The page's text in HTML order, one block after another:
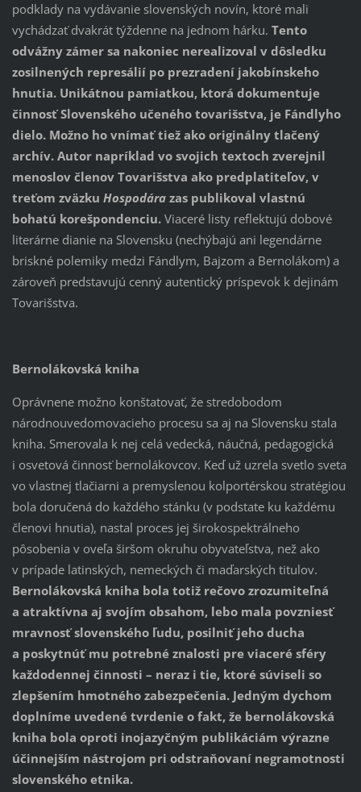
podklady na vydávanie slovenských novín, ktoré mali
vychádzať dvakrát týždenne na jednom hárku. Tento
odvážny zámer sa nakoniec nerealizoval v dôsledku
zosilnených represálií po prezradení jakobínskeho
hnutia. Unikátnou pamiatkou, ktorá dokumentuje
činnosť Slovenského učeného tovarišstva, je Fándlyho
dielo. Možno ho vnímať tiež ako originálny tlačený
archív. Autor napríklad vo svojich textoch zverejnil
menoslov členov Tovarišstva ako predplatiteľov, v
treťom zväzku Hospodárazas publikoval vlastnú
bohatú korešpondenciu. Viaceré listy reflektujú dobové
literárne dianie na Slovensku (nechýbajú ani legendárne
briskné polemiky medzi Fándlym, Bajzom a Bernolákom) a
zároveň predstavujú cenný autentický príspevok k dejinám
Tovarišstva.
Bernolákovská kniha
Oprávnene možno konštatovať, že stredobodom
národnouvedomovacieho procesu sa aj na Slovensku stala
kniha. Smerovala k nej celá vedecká, náučná, pedagogická
i osvetová činnosť bernolákovcov. Keď už uzrela svetlo sveta
vo vlastnej tlačiarni a premyslenou kolportérskou stratégiou
bola doručená do každého stánku (v podstate ku každému
členovi hnutia), nastal proces jej širokospektrálneho
pôsobenia v oveľa širšom okruhu obyvateľstva, než ako
v prípade latinských, nemeckých či maďarských titulov.
Bernolákovská kniha bola totiž rečovo zrozumiteľná
a atraktívna aj svojím obsahom, lebo mala povzniesť
mravnosť slovenského ľudu, posilniť jeho ducha
a poskytnúť mu potrebné znalosti pre viaceré sféry
každodennej činnosti – neraz i tie, ktoré súviseli so
zlepšením hmotného zabezpečenia. Jedným dychom
doplníme uvedené tvrdenie o fakt, že bernolákovská
kniha bola oproti inojazyčným publikáciám výrazne
účinnejším nástrojom pri odstraňovaní negramotnosti
slovenského etnika.